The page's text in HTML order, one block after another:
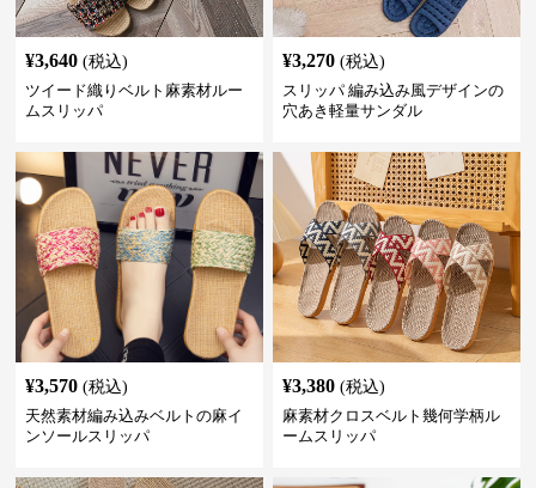
¥3,640 (税込)
ツイード織りベルト麻素材ルー
ムスリッパ
¥3,270 (税込)
スリッパ 編み込み風デザインの
穴あき軽量サンダル
¥3,570 (税込)
天然素材編み込みベルトの麻イ
ンソールスリッパ
¥3,380 (税込)
麻素材クロスベルト幾何学柄ル
ームスリッパ